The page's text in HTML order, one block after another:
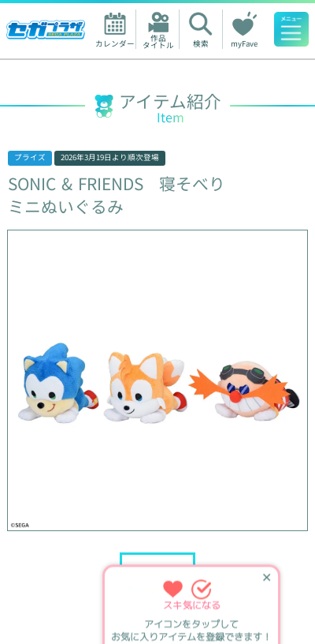
カレンダー 作品
タイトル 検索 myFave
人気ワード
アイテム紹介
Item
プライズ 2026年3月19日 より順次登場
SONIC & FRIENDS
寝そべり
ミニぬいぐるみ
✕
スキ気になる
アイコンをタップして
お気に入りアイテムを登録できます！